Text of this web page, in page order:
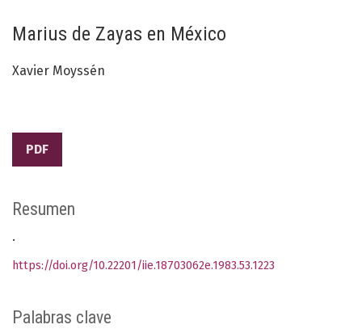
Marius de Zayas en México
Xavier Moyssén
PDF
Palabras clave
Resumen
.
https://doi.org/10.22201/iie.18703062e.1983.53.1223